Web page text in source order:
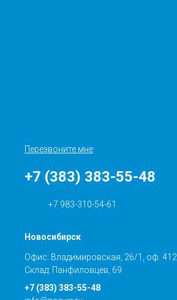
Перезвоните мне
+7 (383) 383-55-48
+7 983-310-54-61
Новосибирск
Офис: Владимировская, 26/1, оф. 412
Склад: Панфиловцев, 69
+7 (383) 383-55-48